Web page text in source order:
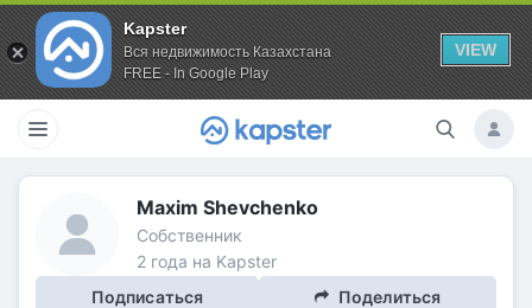
Kapster
Вся недвижимость Казахстана
FREE - In Google Play
VIEW
Maxim Shevchenko
Собственник
2 года на Kapster
Подписаться
Поделиться